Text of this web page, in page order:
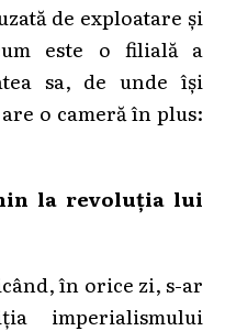
de exploatare și
este o filială a
sa, de unde își
o cameră în plus:
la revoluția lui
în orice zi, s-ar
imperialismului